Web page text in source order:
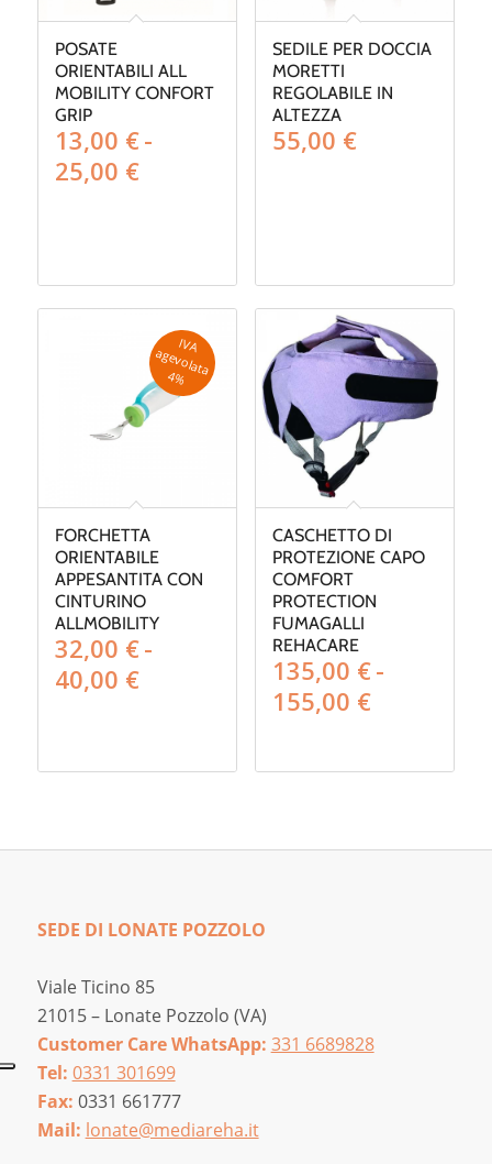
POSATE
ORIENTABILI ALL
MOBILITY CONFORT
GRIP
13,00 €-
25,00 €Fascia
a
25,00 €
SEDILE PER DOCCIA
MORETTI
REGOLABILE IN
ALTEZZA
55,00 €
FORCHETTA
ORIENTABILE
APPESANTITA CON
CINTURINO
ALLMOBILITY
32,00 €-
40,00 €Fascia
32,00 €
IV
A
a
g
e
v
o
la
ta
4
%
CASCHETTO DI
PROTEZIONE CAPO
COMFORT
PROTECTION
FUMAGALLI
REHACARE
135,00 €-
155,00 €Fascia
da
155,00 €
SEDE DI LONATE POZZOLO
Viale Ticino 85
21015 – Lonate Pozzolo (VA)
Customer Care WhatsApp: 331 6689828
Tel: 0331 301699
Fax: 0331 661777
Mail: lonate@mediareha.it